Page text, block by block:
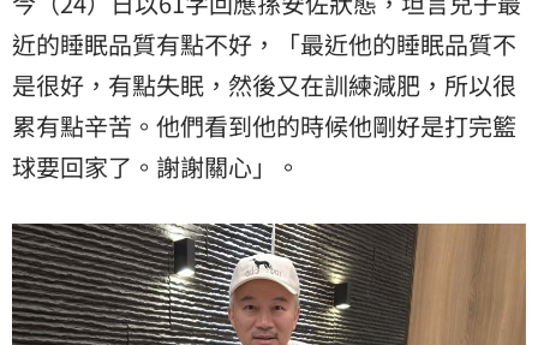
近的睡眠品質有點不好，「最近他的睡眠品質不
是很好，有點失眠，然後又在訓練減肥，所以很
累有點辛苦。他們看到他的時候他剛好是打完籃
球要回家了。謝謝關心」。